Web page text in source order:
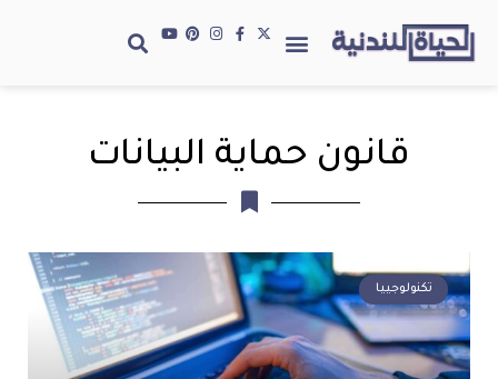
قانون حماية البيانات
تكنولوجييا